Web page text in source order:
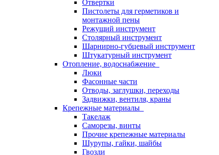
Отвертки
Пистолеты для герметиков и
монтажной пены
Режущий инструмент
Столярный инструмент
Шарнирно-губцевый инструмент
Штукатурный инструмент
Отопление, водоснабжение
Люки
Фасонные части
Отводы, заглушки, переходы
Задвижки, вентиля, краны
Крепежные материалы
Такелаж
Саморезы, винты
Прочие крепежные материалы
Шурупы, гайки, шайбы
Гвозди